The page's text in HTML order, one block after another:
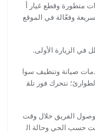
متطورة وقطع غيار أ
وفعّالة في الموقع
في الزيارة الأولى.
صيانة وتنظيف سوا
نتحرك فور تلق
الفريق خلال وقت
حسب الحي وحالة ال